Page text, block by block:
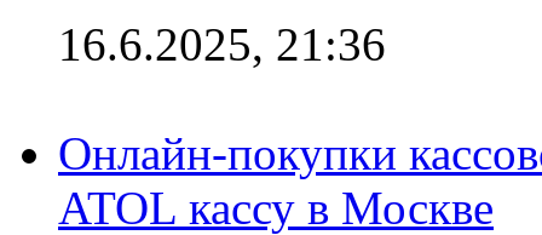
16.6.2025, 21:36
Онлайн-покупки
ATOL кассу в Москве